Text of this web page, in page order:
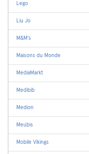
Lego
Liu Jo
M&M's
Maisons du Monde
MediaMarkt
Medibib
Medion
Meubis
Mobile Vikings